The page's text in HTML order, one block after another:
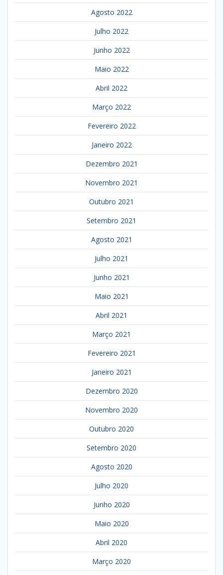
Agosto 2022
Julho 2022
Junho 2022
Maio 2022
Abril 2022
Março 2022
Fevereiro 2022
Janeiro 2022
Dezembro 2021
Novembro 2021
Outubro 2021
Setembro 2021
Agosto 2021
Julho 2021
Junho 2021
Maio 2021
Abril 2021
Março 2021
Fevereiro 2021
Janeiro 2021
Dezembro 2020
Novembro 2020
Outubro 2020
Setembro 2020
Agosto 2020
Julho 2020
Junho 2020
Maio 2020
Abril 2020
Março 2020